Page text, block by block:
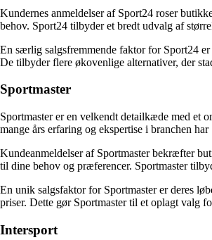
Kundernes anmeldelser af Sport24 roser
behov. Sport24 tilbyder et bredt udvalg af
En særlig salgsfremmende faktor for Sport24
De tilbyder flere økovenlige alternativer, der
Sportmaster
Sportmaster er en velkendt detailkæde med et
mange års erfaring og ekspertise i branchen
Kundeanmeldelser af Sportmaster bekræfter
til dine behov og præferencer. Sportmaster
En unik salgsfaktor for Sportmaster er deres
priser. Dette gør Sportmaster til et oplagt valg
Intersport